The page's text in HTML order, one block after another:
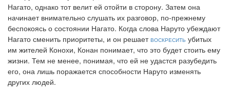
Нагато, однако тот велит ей отойти в сторону. Затем она
начинает внимательно слушать их разговор, по-прежнему
беспокоясь о состоянии Нагато. Когда слова Наруто убеждают
Нагато сменить приоритеты, и он решаетвоскресить убитых
им жителей Конохи, Конан понимает, что это будет стоить ему
жизни. Тем не менее, понимая, что ей не удастся разубедить
его, она лишь поражается способности Наруто изменять
других людей.